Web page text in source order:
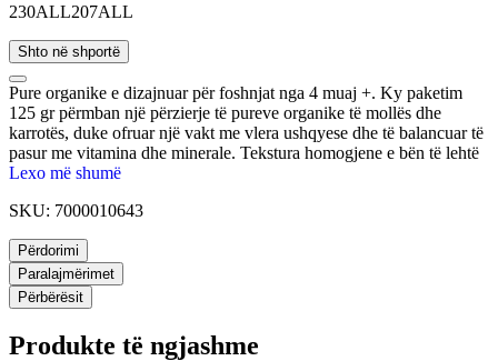
230ALL207ALL
Shto në shportë
Pure organike e dizajnuar për foshnjat nga 4 muaj +. Ky paketim
125 gr përmban një përzierje të pureve organike të mollës dhe
karrotës, duke ofruar një vakt me vlera ushqyese dhe të balancuar të
pasur me vitamina dhe minerale. Tekstura homogjene e bën të lehtë
për foshnjat për t'u gëlltitur dhe tretur. Pa shtesa artificiale dhe
foshnjën tuaj.
Lexo më shumë
SKU: 7000010643
Përdorimi
Paralajmërimet
Përbërësit
Produkte të ngjashme